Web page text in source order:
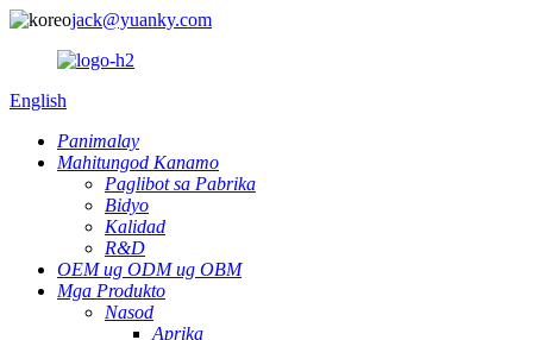
jack@yuanky.com
English
Panimalay
Mahitungod Kanamo
Paglibot sa Pabrika
Bidyo
Kalidad
R&D
OEM ug ODM ug OBM
Mga Produkto
Nasod
Aprika